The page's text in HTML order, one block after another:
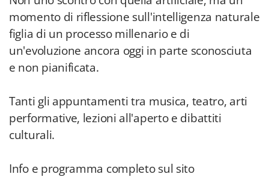
momento di riflessione sull'intelligenza naturale
figlia di un processo millenario e di
un'evoluzione ancora oggi in parte sconosciuta
e non pianificata.
Tanti gli appuntamenti tra musica, teatro, arti
performative, lezioni all'aperto e dibattiti
culturali.
Info e programma completo sul sito